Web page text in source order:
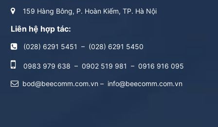
159 Hàng Bông, P. Hoàn Kiếm, TP. Hà Nội
Liên hệ hợp tác:
(028) 6291 5451 – (028) 6291 5450
0983 979 638 – 0902 519 981 – 0916 916 095
bod@beecomm.com.vn – info@beecomm.com.vn